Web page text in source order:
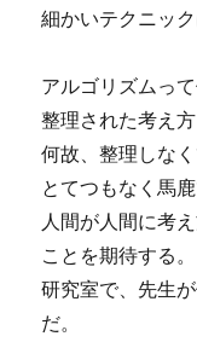
細かいテクニッ
アルゴリズムっ
整理された考え
何故、整理しな
とてつもなく馬
人間が人間に考
ことを期待する。
研究室で、先生
だ。